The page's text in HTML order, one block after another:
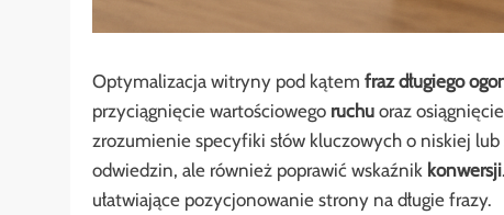
Optymalizacja witryny pod kątem fraz długiego
przyciągnięcie wartościowego ruchu oraz
zrozumienie specyfiki słów kluczowych o niskiej
odwiedzin, ale również poprawić wskaźnik konwersji
ułatwiające pozycjonowanie strony na długie frazy.